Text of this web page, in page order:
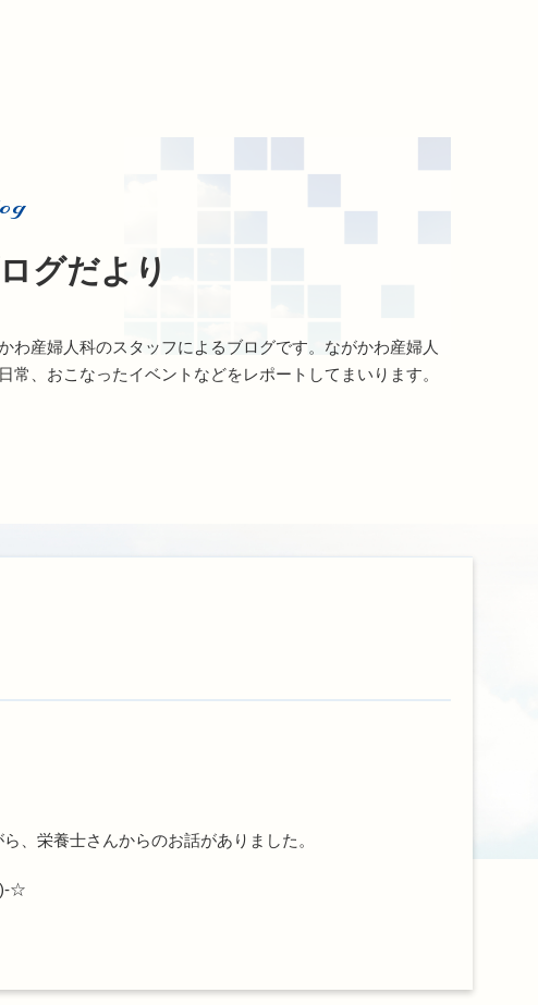
グだより
わ産婦人科のスタッフによるブログです。ながかわ産婦人
常、おこなったイベントなどをレポートしてまいります。
、栄養士さんからのお話がありました。
)-☆